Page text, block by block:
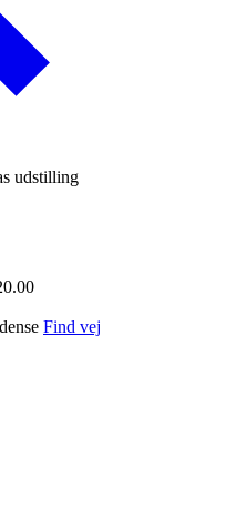
udstilling
Find vej